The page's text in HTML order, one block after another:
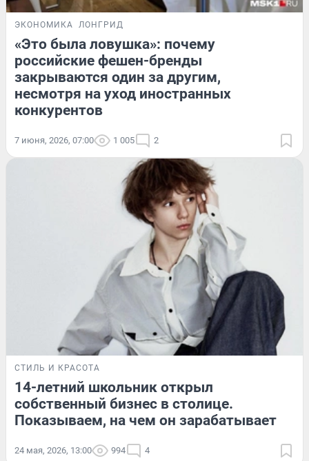
ЭКОНОМИКА ЛОНГРИД
«Это была ловушка»: почему
российские фешен-бренды
закрываются один за другим,
несмотря на уход иностранных
конкурентов
7 июня, 2026, 07:00 1 005 2
СТИЛЬ И КРАСОТА
14-летний школьник открыл
собственный бизнес в столице.
Показываем, на чем он зарабатывает
24 мая, 2026, 13:00 994 4